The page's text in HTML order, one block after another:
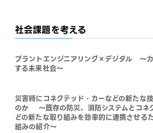
社会課題を考える
プラントエンジニアリング×デジタル ～
する未来社会～
災害時にコネクテッド・カーなどの新たな
のか ～既存の防災、消防システムとコネ
どの新たな取り組みを効率的に連携させる
組みの紹介～